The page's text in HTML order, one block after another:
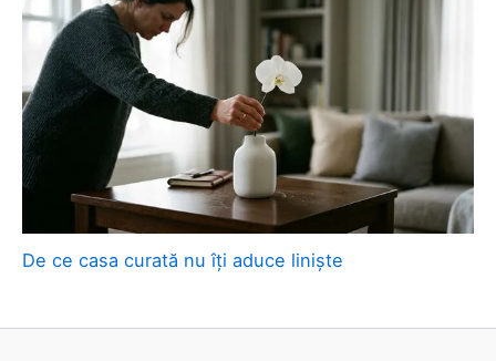
De ce casa curată nu îți aduce liniște